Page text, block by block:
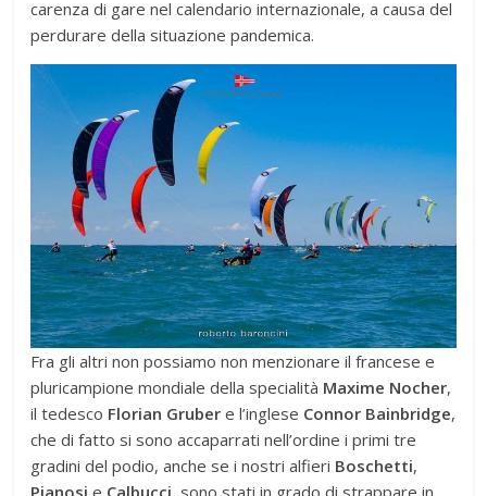
carenza di gare nel calendario internazionale, a causa del
perdurare della situazione pandemica.
Fra gli altri non possiamo non menzionare il francese e
pluricampione mondiale della specialità Maxime Nocher,
il tedesco Florian Gruber e l’inglese Connor Bainbridge,
che di fatto si sono accaparrati nell’ordine i primi tre
gradini del podio, anche se i nostri alfieri Boschetti,